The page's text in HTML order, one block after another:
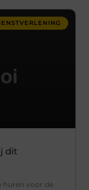
dit
huren voor de